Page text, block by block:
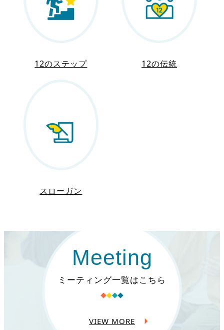
12のステップ 12の伝統
スローガン
Meeting
ミーティング一覧はこちら
VIEW MORE